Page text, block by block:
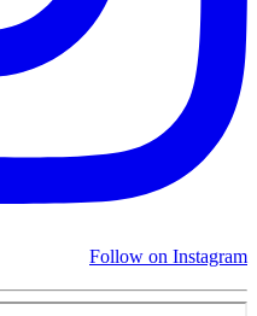
Follow on Instagram